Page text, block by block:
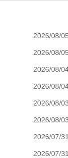
2026/08/05
2026/08/05
2026/08/
2026/08/
2026/08/03
2026/08/03
2026/07/31
2026/07/31